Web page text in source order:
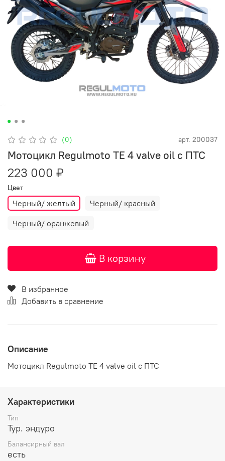
(0) арт. 200037
Мотоцикл Regulmoto TE 4 valve oil с ПТС
223 000 ₽
Цвет
Черный/ желтый
Черный/ красный
Черный/ оранжевый
В корзину
В избранное
Добавить в сравнение
Описание
Мотоцикл Regulmoto TE 4 valve oil с ПТС
Характеристики
Тип
Тур. эндуро
Балансирный вал
есть